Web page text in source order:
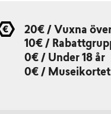
20€ / Vuxna
10€ /
0€ / Under 18 år
0€ / Museikortet